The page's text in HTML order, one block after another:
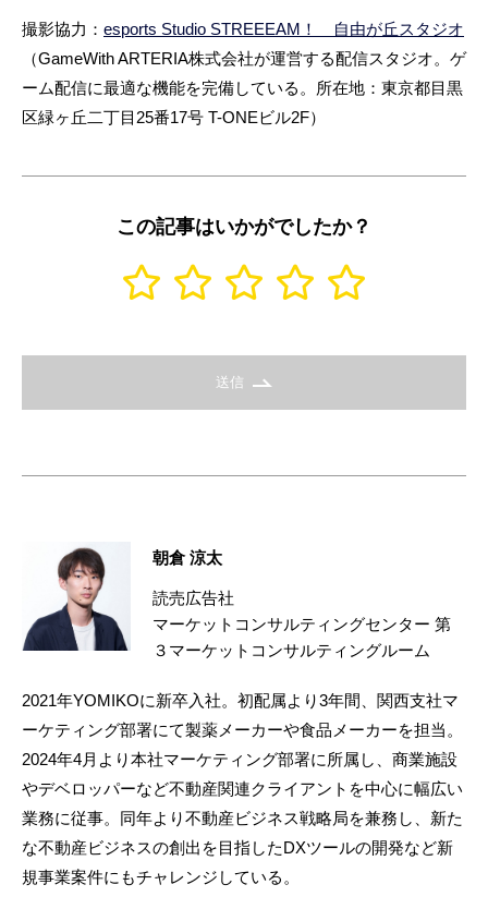
撮影協力： esports Studio STREEEAM！ 自由が丘スタジオ
（GameWith ARTERIA株式会社が運営する配信スタジオ。ゲ
ーム配信に最適な機能を完備している。所在地：東京都目黒
区緑ヶ丘二丁目25番17号 T-ONEビル2F）
この記事はいかがでしたか？
送信
朝倉 涼太
読売広告社
マーケットコンサルティングセンター 第
３マーケットコンサルティングルーム
2021年YOMIKOに新卒入社。初配属より3年間、関西支社マ
ーケティング部署にて製薬メーカーや食品メーカーを担当。
2024年4月より本社マーケティング部署に所属し、商業施設
やデベロッパーなど不動産関連クライアントを中心に幅広い
業務に従事。同年より不動産ビジネス戦略局を兼務し、新た
な不動産ビジネスの創出を目指したDXツールの開発など新
規事業案件にもチャレンジしている。